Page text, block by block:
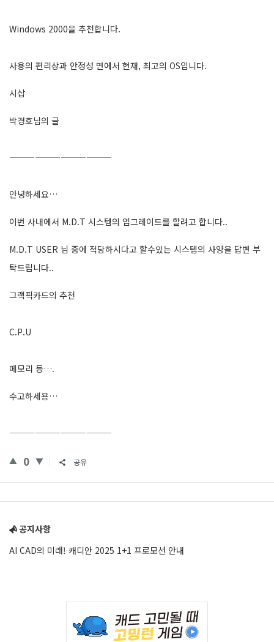
Windows 2000을 추천합니다.
사용의 편리상과 안정성 면에서 현재, 최고의 OS입니다.
시삽
박경호님의 글
————————————
안녕하세요…
이번 사내에서 M.D.T 시스템의 업그레이드를 할려고 합니다..
M.D.T USER 님 중에 적당하시다고 할수있는 시스템의 사양을 답변 부
탁드립니다..
그랙픽카드의 추천
C.P.U
메모리 등….
수고하세용…
————————————
0 공유
공지사항
AI CAD의 미래! 캐디안 2025 1+1 프로모션 안내